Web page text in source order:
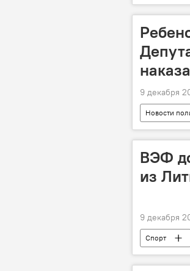
БелАЭС
9 декабря
Новости
ВЭФ
из
9 декабря
Спорт